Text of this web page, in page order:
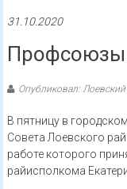
31.10.2020
Профсоюзы
Опубликовал: Лоевский
В пятницу в
Совета Лоевского
работе которого
райисполкома